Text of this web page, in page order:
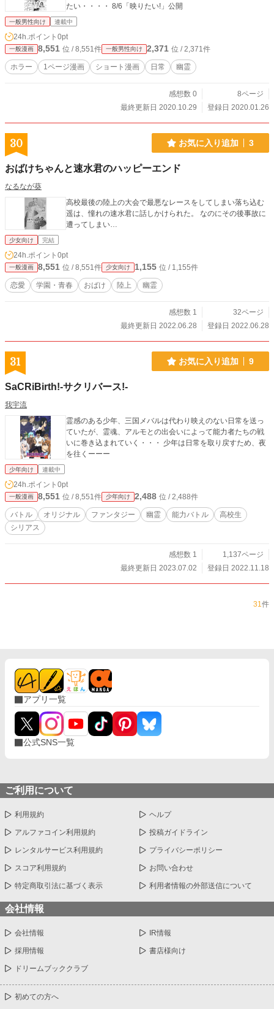
たい・・・・ 8/6「映りたい!」公開
一般男性向け 連載中
24h.ポイント 0pt
一般漫画 8,551 位 / 8,551件 一般男性向け 2,371 位 / 2,371件
ホラー 1ページ漫画 ショート漫画 日常 幽霊
感想数 0
8ページ
最終更新日 2020.10.29
登録日 2020.01.26
30 お気に入り追加 3
おばけちゃんと速水君のハッピーエンド
なるなが葵
高校最後の陸上の大会で最悪なレースをしてしまい落ち込む
遥は、憧れの速水君に話しかけられた。 なのにその後事故に
遭ってしまい…
少女向け 完結
24h.ポイント 0pt
一般漫画 8,551 位 / 8,551件 少女向け 1,155 位 / 1,155件
恋愛 学園・青春 おばけ 陸上 幽霊
感想数 1
32ページ
最終更新日 2022.06.28
登録日 2022.06.28
31 お気に入り追加 9
SaCRiBirth!-サクリバース!-
我宇流
霊感のある少年、三国メバルは代わり映えのない日常を送っ
ていたが、霊魂、アルモとの出会いによって能力者たちの戦
いに巻き込まれていく・・・ 少年は日常を取り戻すため、夜
を往くーーー
少年向け 連載中
24h.ポイント 0pt
一般漫画 8,551 位 / 8,551件 少年向け 2,488 位 / 2,488件
バトル オリジナル ファンタジー 幽霊 能力バトル
高校生
シリアス
感想数 1
1,137ページ
最終更新日 2023.07.02
登録日 2022.11.18
31件
アプリ一覧
公式SNS一覧
ご利用について
利用規約 ヘルプ
アルファコイン利用規約 投稿ガイドライン
レンタルサービス利用規約 プライバシーポリシー
スコア利用規約 お問い合わせ
特定商取引法に基づく表示 利用者情報の外部送信について
会社情報
会社情報 IR情報
採用情報 書店様向け
ドリームブッククラブ
初めての方へ